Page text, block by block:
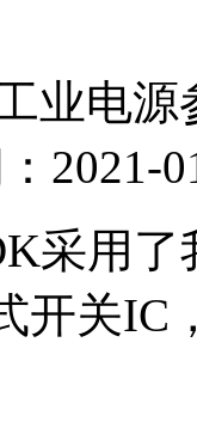
业电
2021-
采用
开关IC